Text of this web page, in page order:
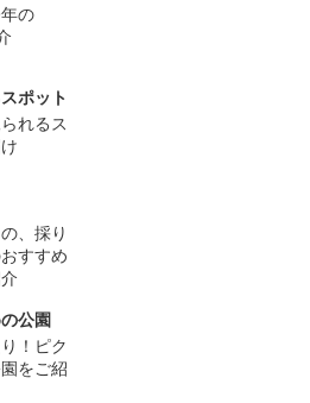
の
ポット
れるス
、採り
すすめ
公園
！ピク
をご紹